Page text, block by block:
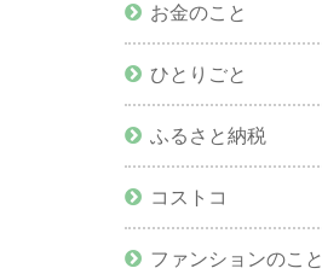
お金のこと
ひとりごと
ふるさと納税
コストコ
ファンションのこと